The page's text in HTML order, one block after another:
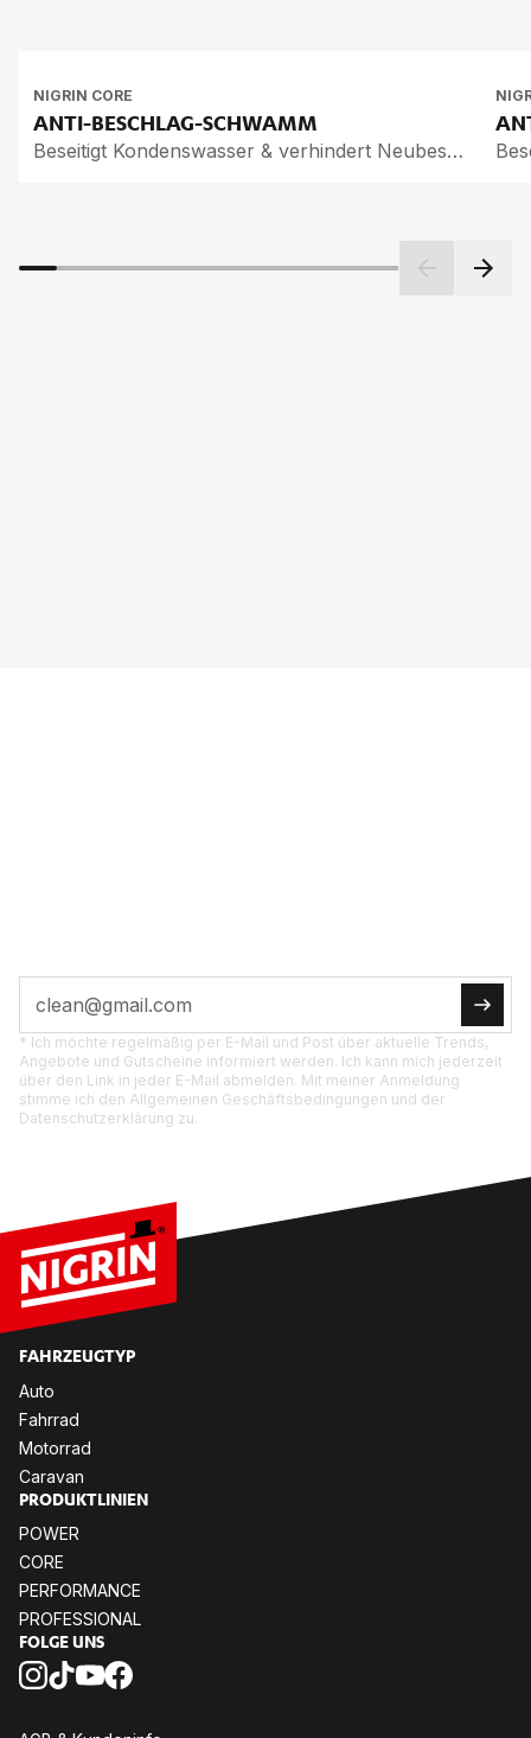
NIGRIN CORE
ANTI-BE­SCHLAG-SCHWAMM
Beseitigt Kondenswasser & verhindert Neubeschlag
* Ich möchte regelmäßig per E-Mail und Post über aktuelle Trends,
Angebote und Gutscheine informiert werden. Ich kann mich jederzeit
über den Link in jeder E-Mail abmelden. Mit meiner Anmeldung
stimme ich den Allgemeinen Geschäftsbedingungen und der
Datenschutzerklärung zu.
FAHR­ZEUG­TYP
Auto
Fahr­rad
Mo­tor­rad
Ca­ra­van
PRO­DUKT­LI­NI­EN
POW­ER
CORE
PER­FOR­MANCE
PRO­FES­SIO­NAL
FOL­GE UNS